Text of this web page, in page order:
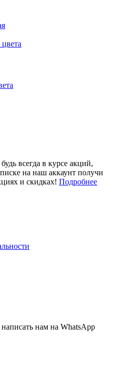
всегда в курсе акций,
на наш аккаунт получи
и скидках! Подробнее
нам на WhatsApp